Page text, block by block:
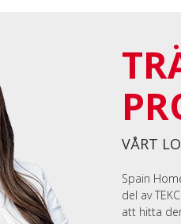
VÅRT
Spain
del av
att hitta